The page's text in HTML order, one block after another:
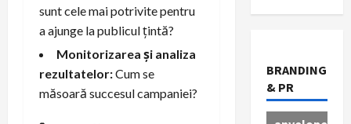
sunt cele mai potrivite pentru
a ajunge la publicul țintă?
Monitorizarea și analiza
rezultatelor:Cum se
măsoară succesul campaniei?
BRANDING
& PR